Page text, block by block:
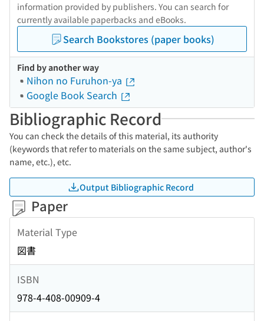
information provided by publishers. You can search for
currently available paperbacks and eBooks.
Search Bookstores (paper books)
Find by another way
Nihon no Furuhon-ya
Google Book Search
Bibliographic Record
You can check the details of this material, its authority
(keywords that refer to materials on the same subject, author's
name, etc.), etc.
Output Bibliographic Record
Paper
Material Type
図書
ISBN
978-4-408-00909-4